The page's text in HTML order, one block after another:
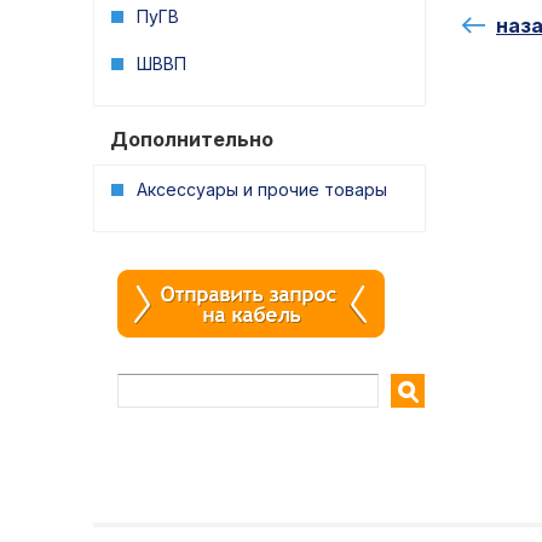
ПуГВ
ШВВП
Дополнительно
Аксессуары и прочие товары